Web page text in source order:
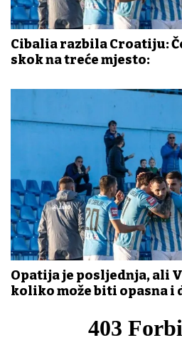
Cibalia razbila Croatiju:
skok na treće mjesto:
Opatija je posljednja, ali
koliko može biti opasna i